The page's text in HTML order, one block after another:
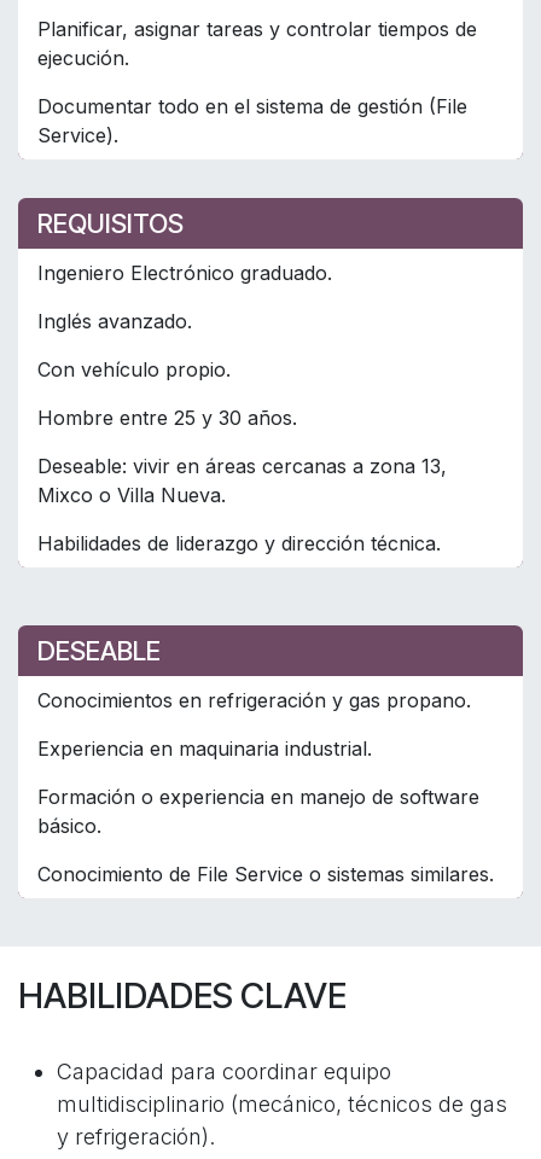
Planificar, asignar tareas y controlar tiempos de
ejecución.
Documentar todo en el sistema de gestión (File
Service).
REQUISITOS
Ingeniero Electrónico graduado.
Inglés avanzado.
Con vehículo propio.
Hombre entre 25 y 30 años.
Deseable: vivir en áreas cercanas a zona 13,
Mixco o Villa Nueva.
Habilidades de liderazgo y dirección técnica.
DESEABLE
Conocimientos en refrigeración y gas propano.
Experiencia en maquinaria industrial.
Formación o experiencia en manejo de software
básico.
Conocimiento de File Service o sistemas similares.
HABILIDADES CLAVE
Capacidad para coordinar equipo
multidisciplinario (mecánico, técnicos de gas
y refrigeración).